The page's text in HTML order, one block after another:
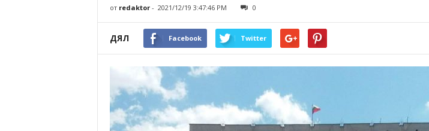
от redaktor- 2021/12/19 3:47:46 PM 0
ДЯЛ Facebook Twitter